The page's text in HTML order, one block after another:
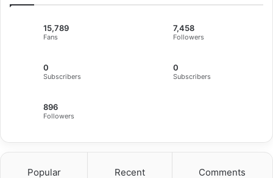
15,789
Fans
7,458
Followers
0
Subscribers
0
Subscribers
896
Followers
Popular Recent Comments